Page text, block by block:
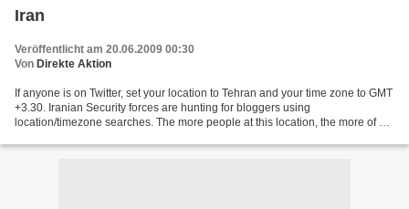
Iran
Veröffentlicht am 20.06.2009 00:30
Von Direkte Aktion
If anyone is on Twitter, set your location to Tehran and your time zone to GMT
+3.30. Iranian Security forces are hunting for bloggers using
location/timezone searches. The more people at this location, the more of a